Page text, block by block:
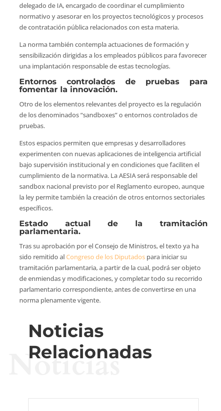
delegado de IA, encargado de coordinar el cumplimiento
normativo y asesorar en los proyectos tecnológicos y procesos
de contratación pública relacionados con esta materia.
La norma también contempla actuaciones de formación y
sensibilización dirigidas a los empleados públicos para favorecer
una implantación responsable de estas tecnologías.
Entornos controlados de pruebas para
fomentar la innovación.
Otro de los elementos relevantes del proyecto es la regulación
de los denominados “sandboxes” o entornos controlados de
pruebas.
Estos espacios permiten que empresas y desarrolladores
experimenten con nuevas aplicaciones de inteligencia artificial
bajo supervisión institucional y en condiciones que faciliten el
cumplimiento de la normativa. La AESIA será responsable del
sandbox nacional previsto por el Reglamento europeo, aunque
la ley permite también la creación de otros entornos sectoriales
específicos.
Estado actual de la tramitación
parlamentaria.
Tras su aprobación por el Consejo de Ministros, el texto ya ha
sido remitido alCongreso de los Diputadospara iniciar su
tramitación parlamentaria, a partir de la cual, podrá ser objeto
de enmiendas y modificaciones, y completar todo su recorrido
parlamentario correspondiente, antes de convertirse en una
norma plenamente vigente.
Noticias
Relacionadas
Noticias